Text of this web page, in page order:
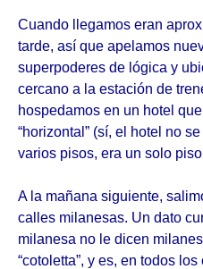
Cuando llegamos eran
tarde, así que apelamos
superpoderes de lógica y
cercano a la estación de
hospedamos en un hotel
“horizontal” (sí, el hotel no
varios pisos, era un solo
A la mañana siguiente,
calles milanesas. Un dato
milanesa no le dicen
“cotoletta”, y es, en todos